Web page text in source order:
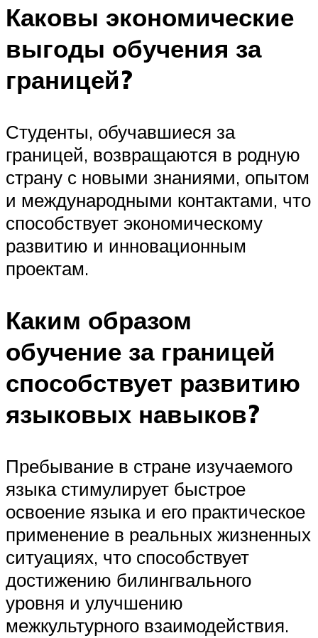
Каковы экономические
выгоды обучения за
границей?
Студенты, обучавшиеся за
границей, возвращаются в родную
страну с новыми знаниями, опытом
и международными контактами, что
способствует экономическому
развитию и инновационным
проектам.
Каким образом
обучение за границей
способствует развитию
языковых навыков?
Пребывание в стране изучаемого
языка стимулирует быстрое
освоение языка и его практическое
применение в реальных жизненных
ситуациях, что способствует
достижению билингвального
уровня и улучшению
межкультурного взаимодействия.